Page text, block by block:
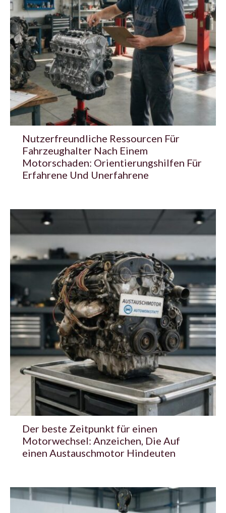
Nutzerfreundliche Ressourcen Für
Fahrzeughalter Nach Einem
Motorschaden: Orientierungshilfen Für
Erfahrene Und Unerfahrene
Der beste Zeitpunkt für einen
Motorwechsel: Anzeichen, Die Auf
einen Austauschmotor Hindeuten